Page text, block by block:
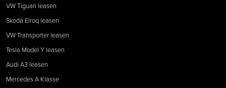
VW Tiguan leasen
Skoda Elroq leasen
VW Transporter leasen
Tesla Model Y leasen
Audi A3 leasen
Mercedes A Klasse